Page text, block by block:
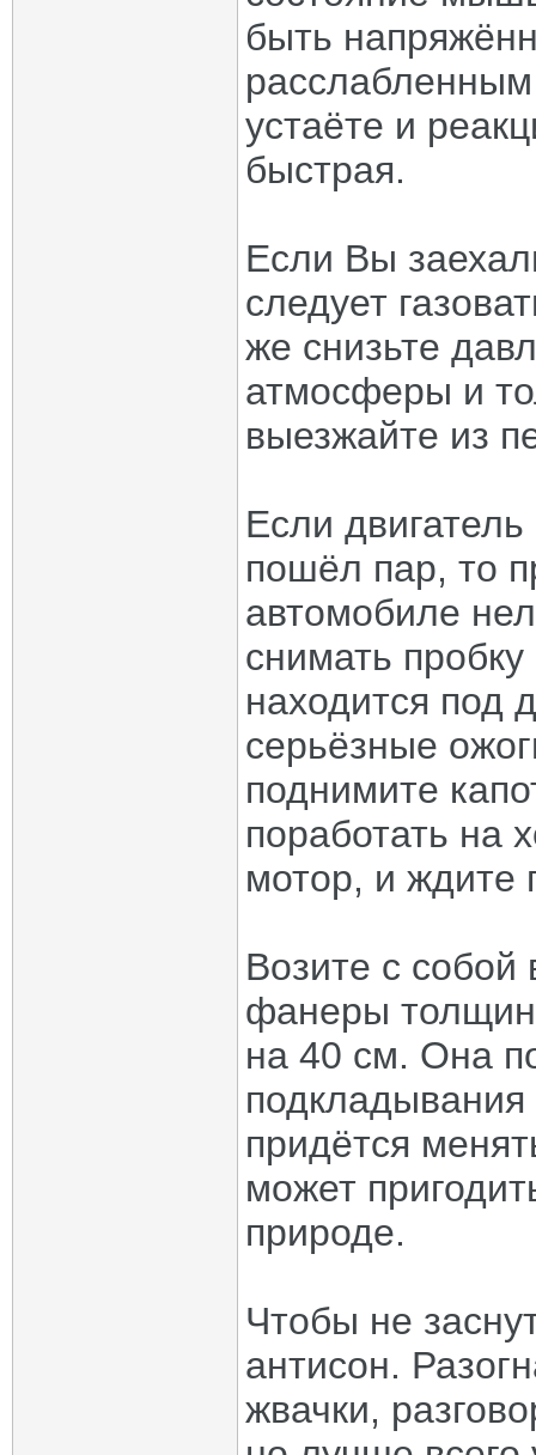
быть
устаёте и
быстрая.
Если Вы
следует
же снизьте
атмосферы и
выезжайте из
Если
пошёл пар, то
автомобиле
снимать
находится под
серьёзные
поднимите
поработать на
мотор, и ждите
Возите с собой
фанеры
на 40 см. Она
придётся
может
природе.
Чтобы не
антисон.
жвачки,